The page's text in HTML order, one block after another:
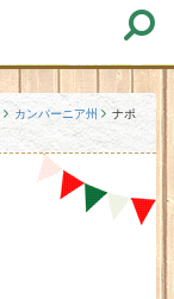
カンパーニア州
ナポ